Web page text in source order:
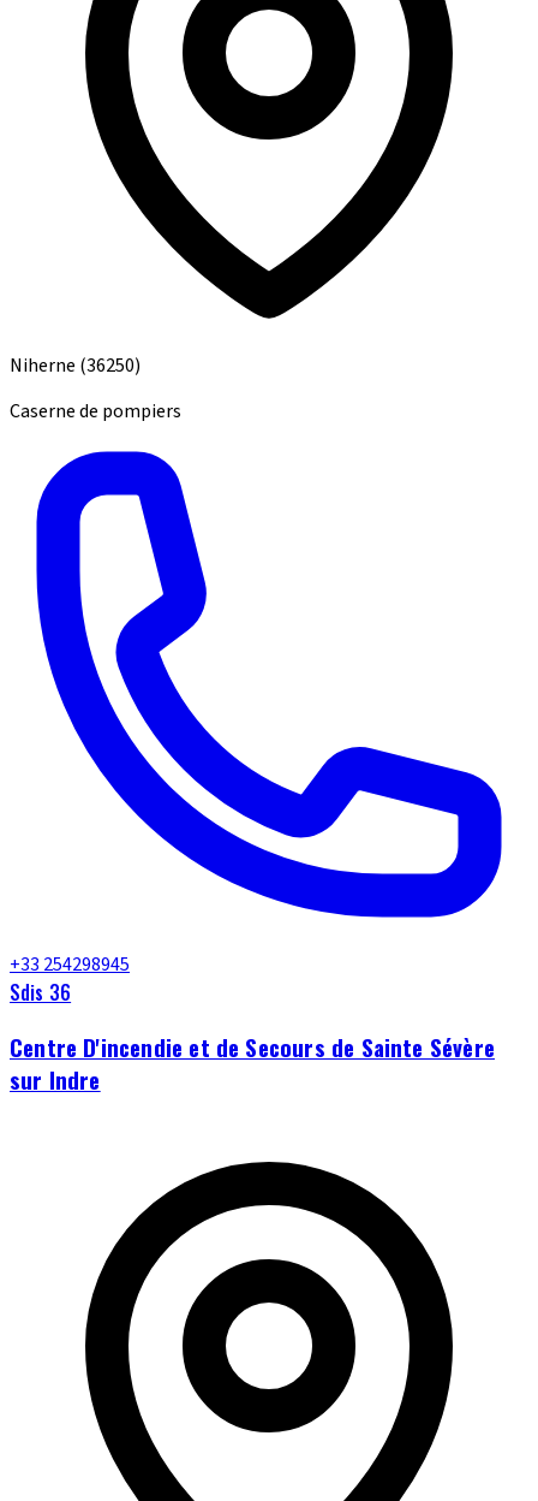
Niherne (36250)
Caserne de pompiers
+33 254298945
Sdis 36
Centre D'incendie et de Secours de Sainte Sévère
sur Indre